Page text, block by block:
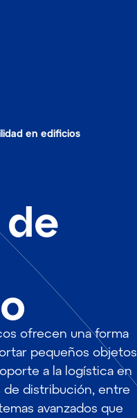
en edificios
ofrecen una forma
pequeños objetos
a la logística en
de distribución, entre
avanzados que